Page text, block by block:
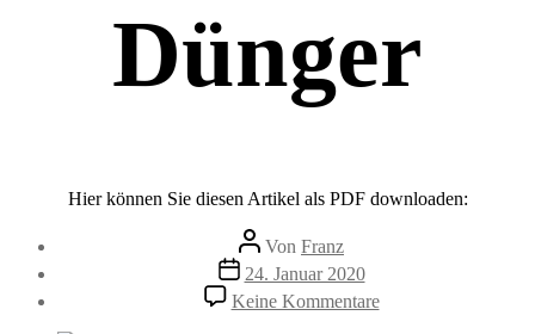
Dünger
Hier können Sie diesen Artikel als PDF downloaden:
Beitragsautor
Von Franz
Beitragsdatum
24. Januar 2020
Keine Kommentarezu
Stallmist